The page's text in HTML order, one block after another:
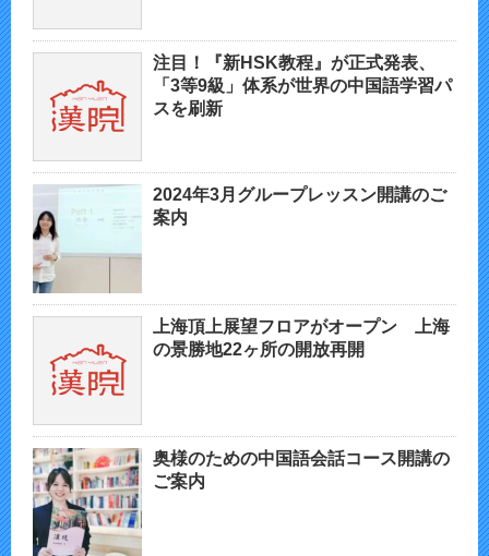
注目！『新HSK教程』が正式発表、
「3等9級」体系が世界の中国語学習パ
スを刷新
2024年3月グループレッスン開講のご
案内
上海頂上展望フロアがオープン 上海
の景勝地22ヶ所の開放再開
奥様のための中国語会話コース開講の
ご案内